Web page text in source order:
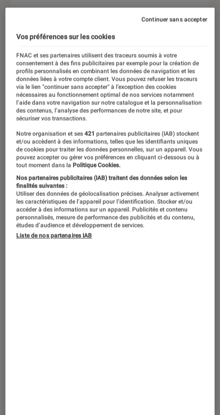
Face à face : Microsoft Surface Pro 3 vs
Surface Pro 4
ENTRETIEN
Informatique • 12 nov. 2015
Vos préférences sur les cookies
FNAC et ses partenaires utilisent des traceurs soumis à votre
consentement à des fins publicitaires par exemple pour la création de
profils personnalisés en combinant les données de navigation et les
données liées à votre compte client. Vous pouvez refuser les traceurs
via le lien "continuer sans accepter" à l’exception des cookies
nécessaires au fonctionnement optimal de nos services notamment
l’aide dans votre navigation sur notre catalogue et la personnalisation
des contenus, l’analyse des performances de notre site, et pour
sécuriser vos transactions.
Notre organisation et ses421 partenaires publicitaires (IAB) stockent
et/ou accèdent à des informations, telles que les identifiants uniques
de cookies pour traiter les données personnelles, sur un appareil. Vous
pouvez accepter ou gérer vos préférences en cliquant ci-dessous ou à
tout moment dans la Politique Cookies.
Nos partenaires publicitaires (IAB) traitent des données selon les
finalités suivantes :
Utiliser des données de géolocalisation précises. Analyser activement
les caractéristiques de l’appareil pour l’identification. Stocker et/ou
accéder à des informations sur un appareil. Publicités et contenu
personnalisés, mesure de performance des publicités et du contenu,
études d’audience et développement de services.
Liste de nos partenaires IAB
Continuer sans accepter